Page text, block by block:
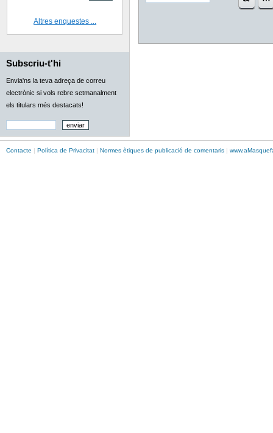
Altres enquestes ...
Subscriu-t'hi
Envia'ns la teva adreça de correu
electrònic si vols rebre setmanalment
els titulars més destacats!
Contacte | Política de Privacitat | Normes ètiques de publicació de comentaris | www.